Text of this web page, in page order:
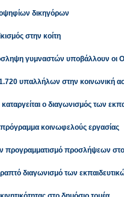
δικηγόρων
στην κοίτη
γυμναστών υποβάλλουν οι
υπαλλήλων στην κοινωνική
ο διαγωνισμός των
πρόγραμμα κοινωφελούς εργασίας
προγραμματισμό προσλήψεων
διαγωνισμό των